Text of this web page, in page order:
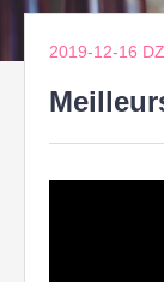
2019-12-16